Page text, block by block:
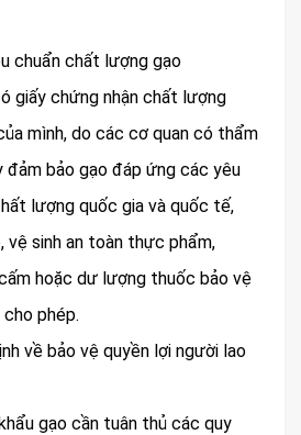
chuẩn chất lượng gạo
giấy chứng nhận chất lượng
mình, do các cơ quan có thẩm
đảm bảo gạo đáp ứng các yêu
lượng quốc gia và quốc tế,
vệ sinh an toàn thực phẩm,
hoặc dư lượng thuốc bảo vệ
phép.
về bảo vệ quyền lợi người lao
gạo cần tuân thủ các quy